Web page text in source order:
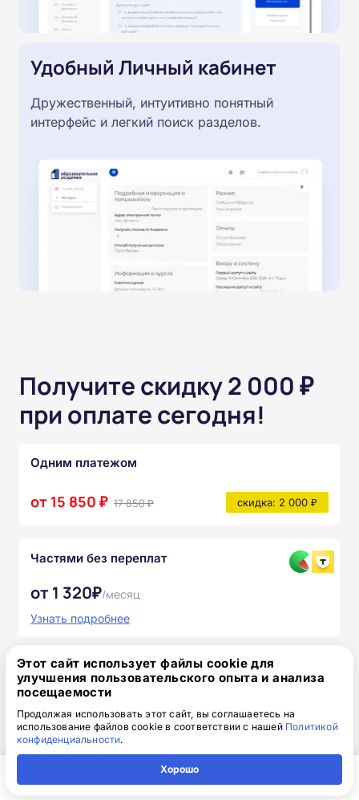
Удобный Личный кабинет
Дружественный, интуитивно понятный
интерфейс и легкий поиск разделов.
Получите скидку 2 000 ₽
при оплате сегодня!
Одним платежом
от 15 850 ₽ 17 850 ₽ скидка: 2 000 ₽
Частями без переплат
от 1 320₽/месяц
Узнать подробнее
Полный комплект официальных
Доступ к онлайн-платформе Академии
Учебно-методические материалы
Этот сайт использует файлы cookie для
улучшения пользовательского опыта и анализа
посещаемости
Продолжая использовать этот сайт, вы соглашаетесь на
использование файлов cookie в соответствии с нашей Политикой
конфиденциальности.
Хорошо